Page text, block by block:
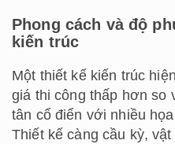
Phong cách và độ
kiến trúc
Một thiết kế kiến trúc
giá thi công thấp hơn so
tân cổ điển với nhiều
Thiết kế càng cầu kỳ,